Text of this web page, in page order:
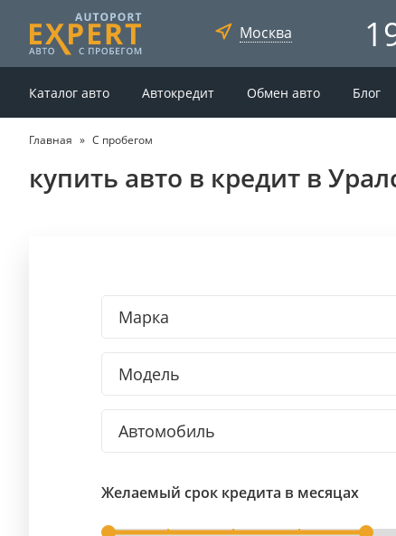
Москва
Каталог авто Автокредит Обмен авто Блог
Главная С пробегом
купить авто в кредит в
Марка
Модель
Автомобиль
Желаемый срок кредита в месяцах